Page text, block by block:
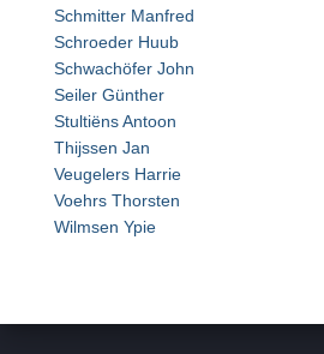
Schmitter Manfred
Schroeder Huub
Schwachöfer John
Seiler Günther
Stultiëns Antoon
Thijssen Jan
Veugelers Harrie
Voehrs Thorsten
Wilmsen Ypie